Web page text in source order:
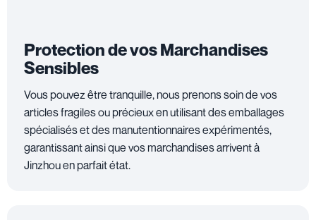
Protection de vos Marchandises
Sensibles
Vous pouvez être tranquille, nous prenons soin de vos
articles fragiles ou précieux en utilisant des emballages
spécialisés et des manutentionnaires expérimentés,
garantissant ainsi que vos marchandises arrivent à
Jinzhou en parfait état.